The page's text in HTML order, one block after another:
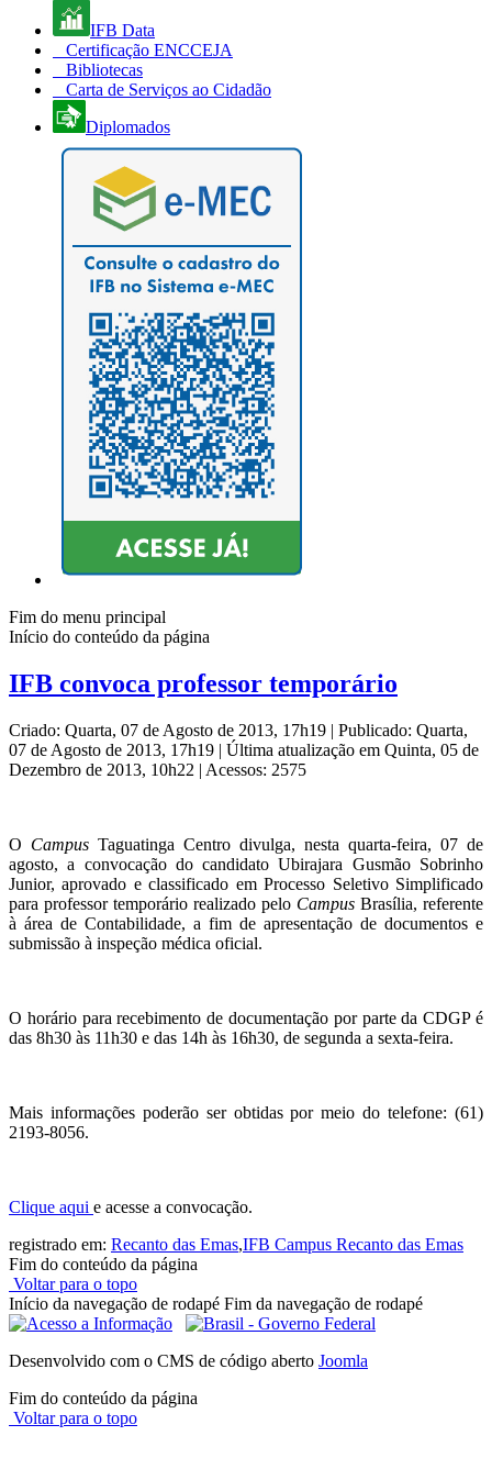
IFB Data
Certificação ENCCEJA
Bibliotecas
Carta de Serviços ao Cidadão
Diplomados
Fim do menu principal
Início do conteúdo da página
IFB convoca professor temporário
Criado: Quarta, 07 de Agosto de 2013, 17h19 | Publicado: Quarta,
07 de Agosto de 2013, 17h19 | Última atualização em Quinta, 05 de
Dezembro de 2013, 10h22 | Acessos: 2575
O Campus Taguatinga Centro divulga, nesta quarta-feira, 07 de
agosto, a convocação do candidato Ubirajara Gusmão Sobrinho
Junior, aprovado e classificado em Processo Seletivo Simplificado
para professor temporário realizado pelo Campus Brasília, referente
à área de Contabilidade, a fim de apresentação de documentos e
submissão à inspeção médica oficial.
O horário para recebimento de documentação por parte da CDGP é
das 8h30 às 11h30 e das 14h às 16h30, de segunda a sexta-feira.
Mais informações poderão ser obtidas por meio do telefone: (61)
2193-8056.
Clique aqui e acesse a convocação.
registrado em: Recanto das Emas,IFB Campus Recanto das Emas
Fim do conteúdo da página
Voltar para o topo
Início da navegação de rodapé Fim da navegação de rodapé
Desenvolvido com o CMS de código aberto Joomla
Fim do conteúdo da página
Voltar para o topo